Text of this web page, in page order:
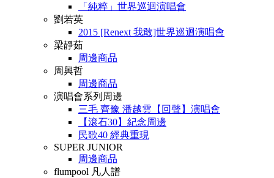
「純粹」世界巡迴演唱會
劉若英
2015 [Renext 我敢]世界巡迴演唱會
梁靜茹
周邊商品
周興哲
周邊商品
演唱會系列周邊
三毛 齊豫 潘越雲【回聲】演唱會
【滾石30】紀念周邊
民歌40 經典重現
SUPER JUNIOR
周邊商品
flumpool 凡人譜